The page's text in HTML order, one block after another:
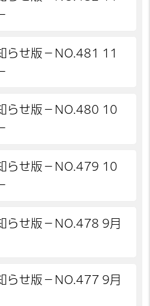
らせ版－NO.481 11
らせ版－NO.480 10
らせ版－NO.479 10
らせ版－NO.478 9月
らせ版－NO.477 9月